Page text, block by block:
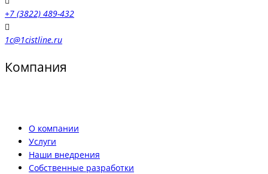
+7 (3822) 489-432
1c@1cistline.ru
Компания
О компании
Услуги
Наши внедрения
Собственные разработки